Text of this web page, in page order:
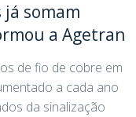
somam
a Agetran
de fio de cobre em
a cada ano
da sinalização